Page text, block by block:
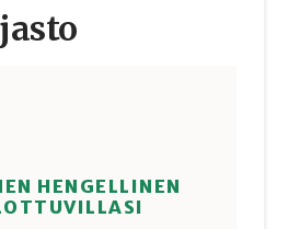
HENGELLINEN